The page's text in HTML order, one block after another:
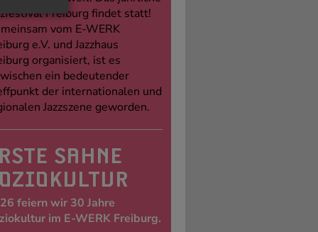
Freiburg findet statt!
vom E-WERK
e.V. und Jazzhaus
organisiert, ist es
ein bedeutender
der internationalen und
Jazzszene geworden.
SAHNE
feiern wir 30 Jahre
im E-WERK Freiburg.